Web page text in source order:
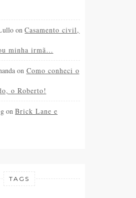
onCasamento civil,
minha irmã…
on Como conheci o
o Roberto!
onBrick Lane e
TAGS